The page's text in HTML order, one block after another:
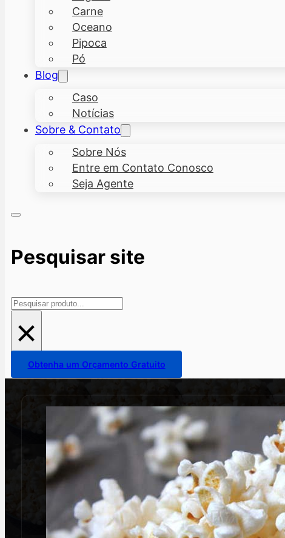
Carne
Oceano
Pipoca
Pó
Blog
Caso
Notícias
Sobre & Contato
Sobre Nós
Entre em Contato Conosco
Seja Agente
Pesquisar site
Pesquisar
×
Obtenha um Orçamento Gratuito